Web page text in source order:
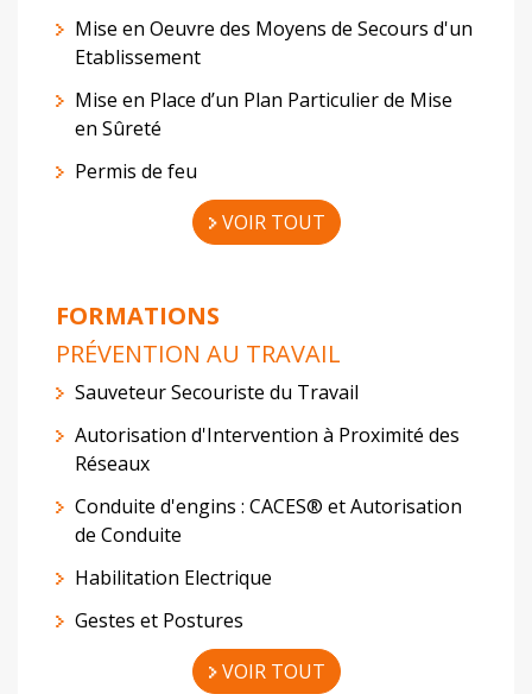
Mise en Oeuvre des Moyens de Secours d'un
Etablissement
Mise en Place d’un Plan Particulier de Mise
en Sûreté
Permis de feu
VOIR TOUT
FORMATIONS
PRÉVENTION AU TRAVAIL
Sauveteur Secouriste du Travail
Autorisation d'Intervention à Proximité des
Réseaux
Conduite d'engins : CACES® et Autorisation
de Conduite
Habilitation Electrique
Gestes et Postures
VOIR TOUT